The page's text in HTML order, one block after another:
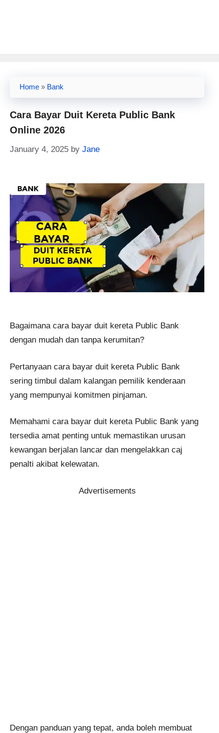
Home » Bank
Cara Bayar Duit Kereta Public Bank
Online 2026
January 4, 2025 by Jane
Bagaimana cara bayar duit kereta Public Bank
dengan mudah dan tanpa kerumitan?
Pertanyaan cara bayar duit kereta Public Bank
sering timbul dalam kalangan pemilik kenderaan
yang mempunyai komitmen pinjaman.
Memahami cara bayar duit kereta Public Bank yang
tersedia amat penting untuk memastikan urusan
kewangan berjalan lancar dan mengelakkan caj
penalti akibat kelewatan.
Advertisements
Dengan panduan yang tepat, anda boleh membuat